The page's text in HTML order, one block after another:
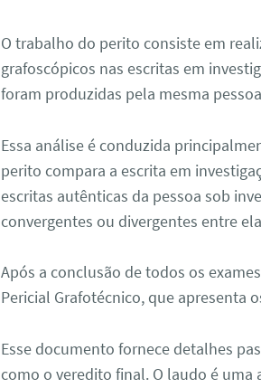
O trabalho do perito consiste em
grafoscópicos nas escritas em
foram produzidas pela mesma
Essa análise é conduzida
perito compara a escrita em
escritas autênticas da pessoa sob
convergentes ou divergentes entre
Após a conclusão de todos os
Pericial Grafotécnico, que apresenta
Esse documento fornece detalhes
como o veredito final. O laudo é